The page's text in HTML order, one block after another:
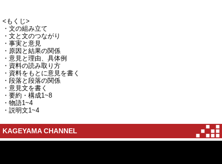
<もくじ>
・文の組み立て
・文と文のつながり
・事実と意見
・原因と結果の関係
・意見と理由、具体例
・資料の読み取り方
・資料をもとに意見を書く
・段落と段落の関係
・意見文を書く
・要約・構成1~8
・物語1~4
・説明文1~4
KAGEYAMA CHANNEL